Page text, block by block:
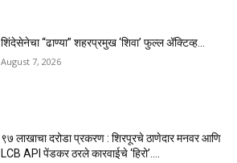
शिंदेसेनेचा “ढाण्या” शहरप्रमुख ‘शिवा’ फुल्ल ॲक्टिव्ह…
August 7, 2026
९७ लाखाचा दरोडा प्रकरण : शिरपूरचे ठाणेदार मनवर आणि
LCB API पेंडकर ठरले कारवाईचे ‘हिरो’….